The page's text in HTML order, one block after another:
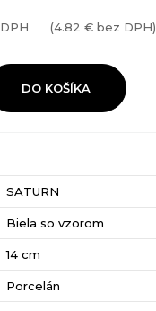
(4.82 € bez DPH)
DO KOŠÍKA
SATURN
Biela so vzorom
14 cm
Porcelán